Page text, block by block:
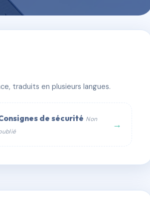
traduits en plusieurs langues.
de sécurité Non
→